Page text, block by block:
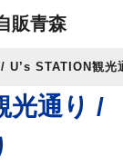
販青森
U’s STATION観光
光通り /